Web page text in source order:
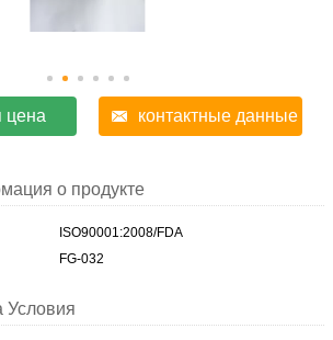
цена контактные данные
о продукте
ISO90001:2008/FDA
FG-032
Условия